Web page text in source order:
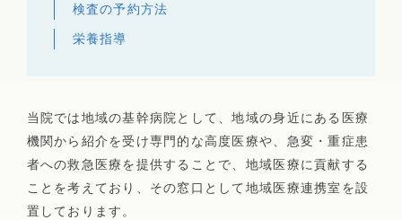
ご面会について
Wi-Fiサービスのご案内（PDF）
入院案内パンフレット（PDF）
腎臓内科・血液浄化療法センター
アレルギー・リウマチ膠原病・感染症内科
婦人科
倫理委員会
看護部
薬剤部
放射線科
栄養ケア・ステーション
外来担当表
検査の予約方法
栄養指導
当院では地域の基幹病院として、地域の身近にある医療
機関から紹介を受け専門的な高度医療や、急変・重症患
者への救急医療を提供することで、地域医療に貢献する
ことを考えており、その窓口として地域医療連携室を設
置しております。